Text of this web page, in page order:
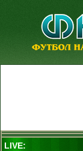
LIVE: